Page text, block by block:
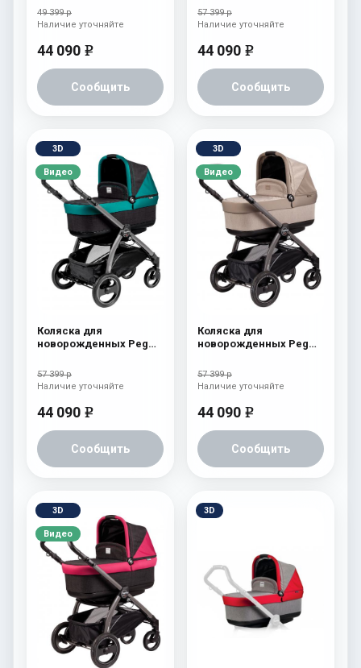
(шасси White/Black)
Onyx
49 399 р
44 090 e
Сообщить
Наличие уточняйте
(шасси White/Black)
atmosphere
57 399 р
44 090 e
Сообщить
Наличие уточняйте
3D
Видео
Коляска для
новорожденных Peg
(шасси White/Black)
aquamarine
57 399 р
44 090 e
Сообщить
Наличие уточняйте
3D
Видео
Коляска для
новорожденных Peg
(шасси White/Black)
Cream
57 399 р
44 090 e
Сообщить
Наличие уточняйте
3D
Видео
3D